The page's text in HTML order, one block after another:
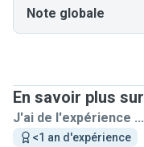
Note globale
En savoir plus
J'ai de l'expérience ...
<1 an d'expérience